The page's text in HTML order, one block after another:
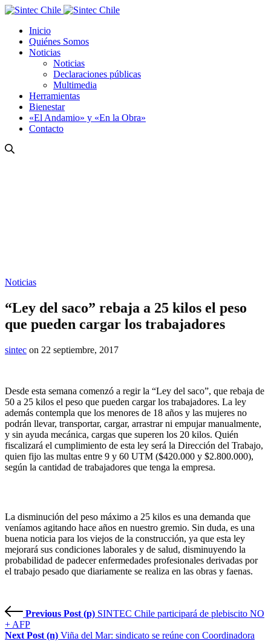
Inicio
Quiénes Somos
Noticias
Noticias
Declaraciones públicas
Multimedia
Herramientas
Bienestar
«El Andamio» y «En la Obra»
Contacto
Noticias
“Ley del saco” rebaja a 25 kilos el peso
que pueden cargar los trabajadores
sintec on 22 septiembre, 2017
Desde esta semana comenzó a regir la “Ley del saco”, que rebaja de
50 a 25 kilos el peso que pueden cargar los trabajadores. La ley
además contempla que los menores de 18 años y las mujeres no
podrán llevar, transportar, cargar, arrastrar ni empujar manualmente,
y sin ayuda mecánica, cargas que superen los 20 kilos. Quién
fiscalizará el cumplimiento de esta ley será la Dirección del Trabajo,
quien fijo las multas entre 9 y 60 UTM ($420.000 y $2.800.000),
según la cantidad de trabajadores que tenga la empresa.
La disminución del peso máximo a 25 kilos es una demanda que
veníamos agitando hace años en nuestro gremio. Sin duda, es una
buena noticia para los viejos de la construcción, ya que esta ley
mejorará sus condiciones laborales y de salud, disminuyendo la
probabilidad de padecer enfermedades profesionales derivadas por
el trabajo pesado que diariamente se realiza en las obras y faenas.
Previous Post (p) SINTEC Chile participará de plebiscito NO
+ AFP
Next Post (n) Viña del Mar: sindicato se reúne con Coordinadora